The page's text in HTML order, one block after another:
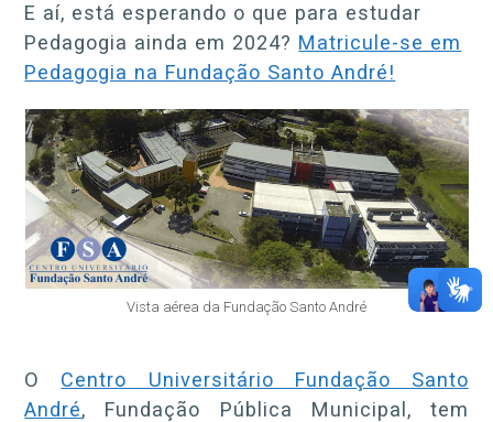
E aí, está esperando o que para estudar
Pedagogia ainda em 2024? Matricule-se em
Pedagogia na Fundação Santo André!
Vista aérea da Fundação Santo André
O Centro Universitário Fundação Santo
André, Fundação Pública Municipal, tem